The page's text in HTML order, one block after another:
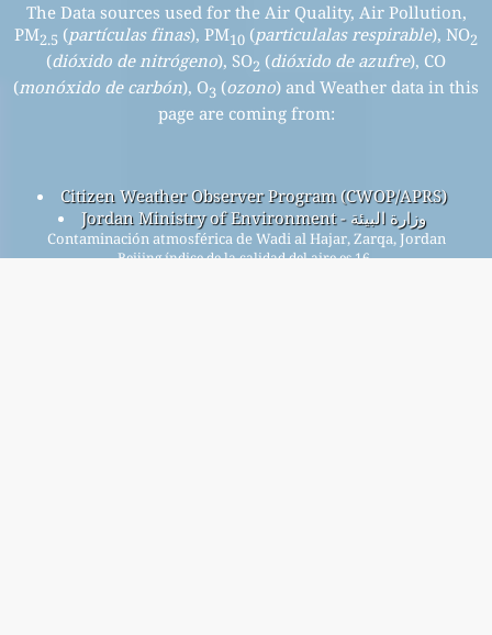
The Data sources used for the Air Quality, Air Pollution,
PM2.5 (partículas finas), PM10 (particulalas respirable), NO2
(dióxido de nitrógeno), SO2 (dióxido de azufre), CO
(monóxido de carbón), O3 (ozono) and Weather data in this
page are coming from:
Citizen Weather Observer Program (CWOP/APRS)
Jordan Ministry of Environment - وزارة البيئة
Contaminación atmosférica de Wadi al Hajar, Zarqa, Jordan
Beijing índice de la calidad del aire es 16.